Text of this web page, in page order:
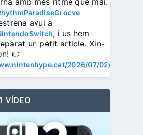
, i us hem
un petit article. Xin-
2026/07/02/
VÍDEO